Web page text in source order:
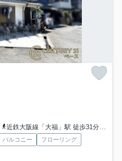
近鉄大阪線「大福」駅 徒歩31分
バルコニー
フローリング